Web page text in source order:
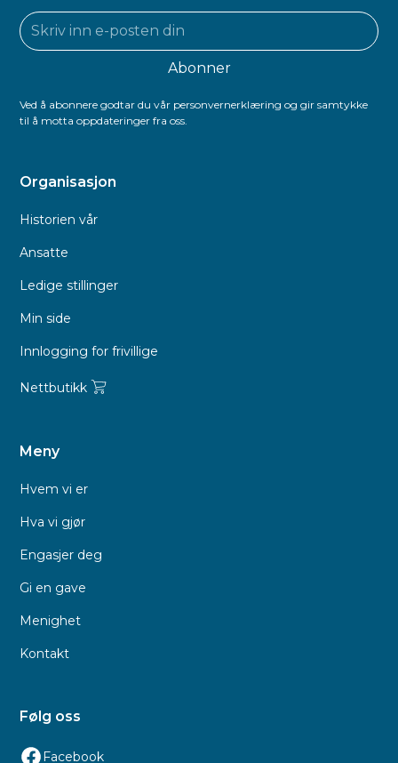
Ved å abonnere godtar du vår personvernerklæring og gir samtykke
til å motta oppdateringer fra oss.
Organisasjon
Historien vår
Ansatte
Ledige stillinger
Min side
Innlogging for frivillige
Nettbutikk
Meny
Hvem vi er
Hva vi gjør
Engasjer deg
Gi en gave
Menighet
Kontakt
Følg oss
Facebook